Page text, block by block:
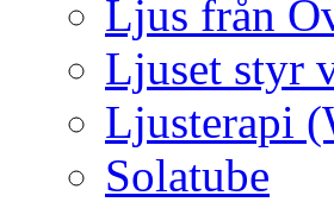
Ljus från
Ljuset styr
Ljusterapi
Solatube